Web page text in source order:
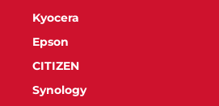
Kyocera
Epson
CITIZEN
Synology